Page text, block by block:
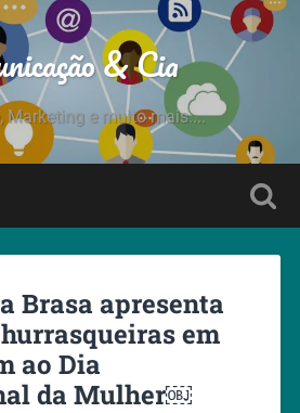
& Cia
Marketing e muito mais....
Brasa apresenta
em
ao Dia
da Mulher￼